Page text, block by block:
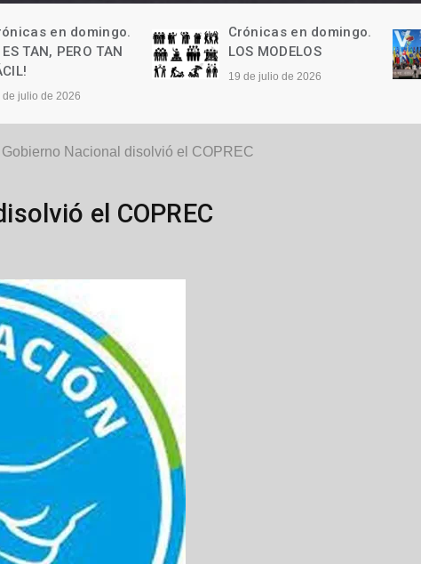
Crónicas en domingo.
LOS MODELOS
Crónicas en
Las palabras
12 de julio de 2026
Gobierno Nacional disolvió el COPREC
el COPREC